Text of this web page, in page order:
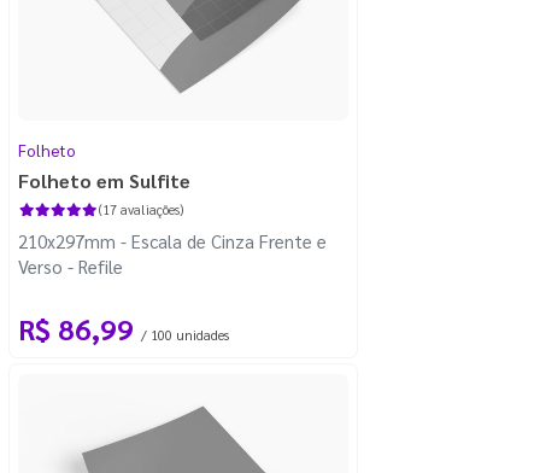
Folheto
Folheto em Sulfite
(17 avaliações)
210x297mm - Escala de Cinza Frente e
Verso - Refile
R$ 86,99 / 100 unidades